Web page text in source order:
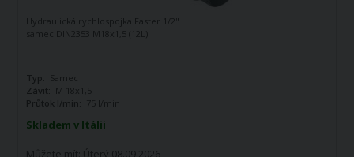
Skladem v Itálii
Můžete mít: Úterý 08.09.2026
Hydraulická rychlospojka Faster 1/2"
samec DIN2353 M18x1,5 (12L)
Typ:
Samec
Závit: M 18x1,5
Průtok l/min:
75 l/min